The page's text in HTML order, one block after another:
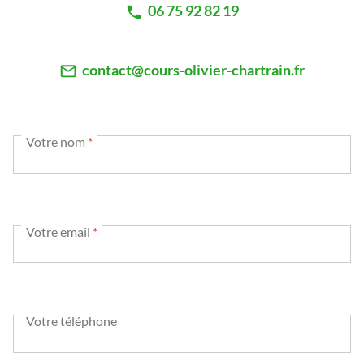
06 75 92 82 19
contact@cours-olivier-chartrain.fr
Votre nom *
Votre email *
Votre téléphone